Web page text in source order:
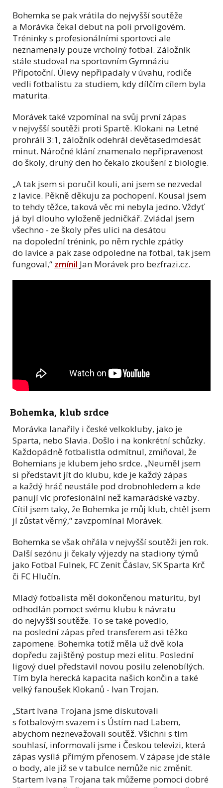
Bohemka se pak vrátila do nejvyšší soutěže
a Morávka čekal debut na poli prvoligovém.
Tréninky s profesionálními sportovci ale
neznamenaly pouze vrcholný fotbal. Záložník
stále studoval na sportovním Gymnáziu
Přípotoční. Úlevy nepřipadaly v úvahu, rodiče
vedli fotbalistu za studiem, kdy dílčím cílem byla
maturita.
Morávek také vzpomínal na svůj první zápas
v nejvyšší soutěži proti Spartě. Klokani na Letné
prohráli 3:1, záložník odehrál devětasedmdesát
minut. Náročné klání znamenalo nepřipravenost
do školy, druhý den ho čekalo zkoušení z biologie.
„A tak jsem si poručil kouli, ani jsem se nezvedal
z lavice. Pěkně děkuju za pochopení. Kousal jsem
to tehdy těžce, taková věc mi nebyla jedno. Vždyť
já byl dlouho vyloženě jedničkář. Zvládal jsem
všechno - ze školy přes ulici na desátou
na dopolední trénink, po něm rychle zpátky
do lavice a pak zase odpoledne na fotbal, tak jsem
fungoval,“ zmínil Jan Morávek pro bezfrazi.cz.
Bohemka, klub srdce
Morávka lanařily i české velkokluby, jako je
Sparta, nebo Slavia. Došlo i na konkrétní schůzky.
Každopádně fotbalistla odmítnul, zmiňoval, že
Bohemians je klubem jeho srdce. „Neuměl jsem
si představit jít do klubu, kde je každý zápas
a každý hráč neustále pod drobnohledem a kde
panují víc profesionální než kamarádské vazby.
Cítil jsem taky, že Bohemka je můj klub, chtěl jsem
jí zůstat věrný,“ zavzpomínal Morávek.
Bohemka se však ohřála v nejvyšší soutěži jen rok.
Další sezónu ji čekaly výjezdy na stadiony týmů
jako Fotbal Fulnek, FC Zenit Čáslav, SK Sparta Krč
či FC Hlučín.
Mladý fotbalista měl dokončenou maturitu, byl
odhodlán pomoct svému klubu k návratu
do nejvyšší soutěže. To se také povedlo,
na poslední zápas před transferem asi těžko
zapomene. Bohemka totiž měla už dvě kola
dopředu zajištěný postup mezi elitu. Poslední
ligový duel představil novou posilu zelenobílých.
Tím byla herecká kapacita našich končin a také
velký fanoušek Klokanů - Ivan Trojan.
„Start Ivana Trojana jsme diskutovali
s fotbalovým svazem i s Ústím nad Labem,
abychom neznevažovali soutěž. Všichni s tím
souhlasí, informovali jsme i Českou televizi, která
zápas vysílá přímým přenosem. V zápase jde stále
o body, ale již se v tabulce nemůže nic změnit.
Startem Ivana Trojana tak můžeme pomoci dobré